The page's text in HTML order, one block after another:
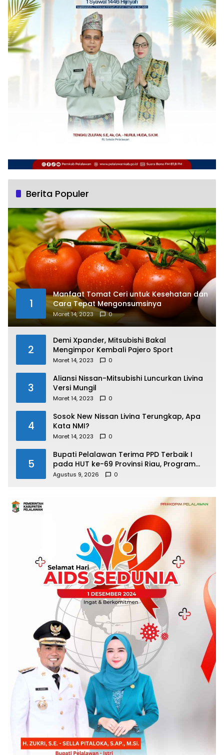
Berita Populer
1
Manfaat Tomat Ceri untuk Kesehatan dan
Cara Tepat Mengonsumsinya
Maret 14, 2023 0
2
Demi Xpander, Mitsubishi Bakal
Mengimpor Kembali Pajero Sport
Maret 14, 2023 0
3
Aliansi Nissan-Mitsubishi Luncurkan Livina
Versi Mungil
Maret 14, 2023 0
4
Sosok New Nissan Livina Terungkap, Apa
Kata NMI?
Maret 14, 2023 0
5
Bupati Pelalawan Terima PPD Terbaik I
pada HUT ke-69 Provinsi Riau, Program
Santunan Anak Yatim Jadi Sorotan
Agustus 9, 2026 0